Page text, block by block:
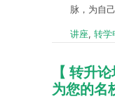
脉，为自
讲座, 转学
【 转升
为您的名